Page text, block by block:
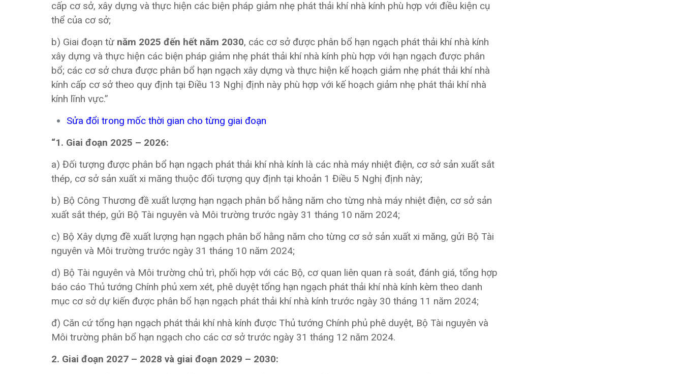
cấp cơ sở, xây dựng và thực hiện các biện pháp giảm nhẹ phát thải khí nhà kính phù hợp với điều kiện cụ
thể của cơ sở;
b) Giai đoạn từ năm 2025 đến hết năm 2030, các cơ sở được phân bổ hạn ngạch phát thải khí nhà kính
xây dựng và thực hiện các biện pháp giảm nhẹ phát thải khí nhà kính phù hợp với hạn ngạch được phân
bổ; các cơ sở chưa được phân bổ hạn ngạch xây dựng và thực hiện kế hoạch giảm nhẹ phát thải khí nhà
kính cấp cơ sở theo quy định tại Điều 13 Nghị định này phù hợp với kế hoạch giảm nhẹ phát thải khí nhà
kính lĩnh vực.”
Sửa đổi trong mốc thời gian cho từng giai đoạn
“1. Giai đoạn 2025 – 2026:
a) Đối tượng được phân bổ hạn ngạch phát thải khí nhà kính là các nhà máy nhiệt điện, cơ sở sản xuất sắt
thép, cơ sở sản xuất xi măng thuộc đối tượng quy định tại khoản 1 Điều 5 Nghị định này;
b) Bộ Công Thương đề xuất lượng hạn ngạch phân bổ hằng năm cho từng nhà máy nhiệt điện, cơ sở sản
xuất sắt thép, gửi Bộ Tài nguyên và Môi trường trước ngày 31 tháng 10 năm 2024;
c) Bộ Xây dựng đề xuất lượng hạn ngạch phân bổ hằng năm cho từng cơ sở sản xuất xi măng, gửi Bộ Tài
nguyên và Môi trường trước ngày 31 tháng 10 năm 2024;
d) Bộ Tài nguyên và Môi trường chủ trì, phối hợp với các Bộ, cơ quan liên quan rà soát, đánh giá, tổng hợp
báo cáo Thủ tướng Chính phủ xem xét, phê duyệt tổng hạn ngạch phát thải khí nhà kính kèm theo danh
mục cơ sở dự kiến được phân bổ hạn ngạch phát thải khí nhà kính trước ngày 30 tháng 11 năm 2024;
đ) Căn cứ tổng hạn ngạch phát thải khí nhà kính được Thủ tướng Chính phủ phê duyệt, Bộ Tài nguyên và
Môi trường phân bổ hạn ngạch cho các cơ sở trước ngày 31 tháng 12 năm 2024.
2. Giai đoạn 2027 – 2028 và giai đoạn 2029 – 2030: